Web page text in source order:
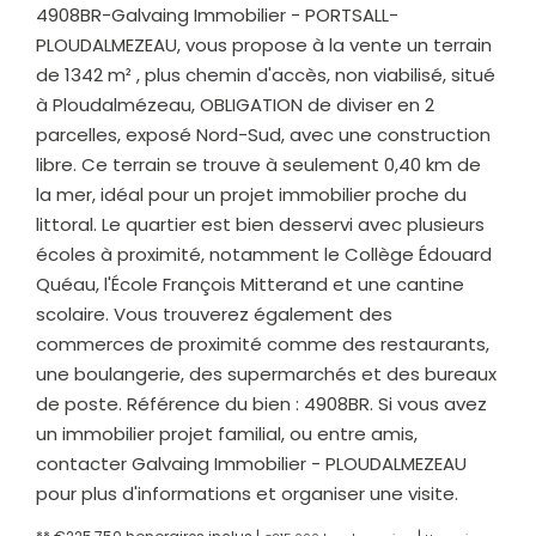
4908BR-Galvaing Immobilier - PORTSALL-
PLOUDALMEZEAU, vous propose à la vente un terrain
de 1342 m² , plus chemin d'accès, non viabilisé, situé
à Ploudalmézeau, OBLIGATION de diviser en 2
parcelles, exposé Nord-Sud, avec une construction
libre. Ce terrain se trouve à seulement 0,40 km de
la mer, idéal pour un projet immobilier proche du
littoral. Le quartier est bien desservi avec plusieurs
écoles à proximité, notamment le Collège Édouard
Quéau, l'École François Mitterand et une cantine
scolaire. Vous trouverez également des
commerces de proximité comme des restaurants,
une boulangerie, des supermarchés et des bureaux
de poste. Référence du bien : 4908BR. Si vous avez
un immobilier projet familial, ou entre amis,
contacter Galvaing Immobilier - PLOUDALMEZEAU
pour plus d'informations et organiser une visite.